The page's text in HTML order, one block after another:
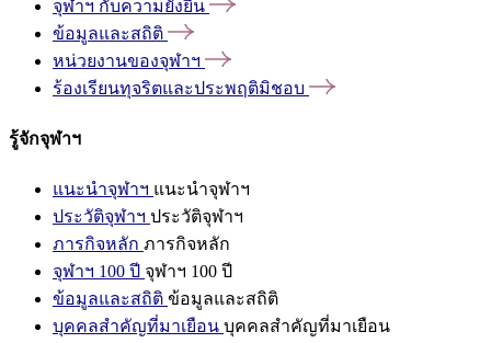
จุฬาฯ กับความยั่งยืน
ข้อมูลและสถิติ
หน่วยงานของจุฬาฯ
ร้องเรียนทุจริตและประพฤติมิชอบ
รู้จักจุฬาฯ
แนะนำจุฬาฯ แนะนำจุฬาฯ
ประวัติจุฬาฯ ประวัติจุฬาฯ
ภารกิจหลัก ภารกิจหลัก
จุฬาฯ 100 ปี จุฬาฯ 100 ปี
ข้อมูลและสถิติ ข้อมูลและสถิติ
บุคคลสำคัญที่มาเยือน บุคคลสำคัญที่มาเยือน